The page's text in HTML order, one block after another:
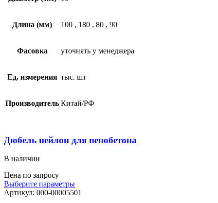
Длина (мм) 100 , 180 , 80 , 90
Фасовка уточнять у менеджера
Ед. измерения тыс. шт
Производитель Китай/РФ
Дюбель нейлон для пенобетона
В наличии
Цена по запросу
Выберите параметры
Артикул: 000-00005501